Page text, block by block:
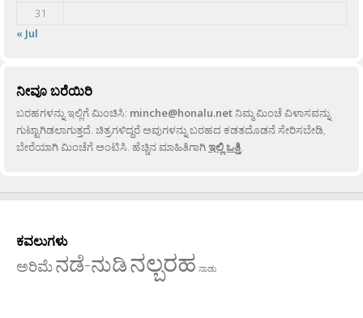
31
« Jul
ನೀವೂ ಬರೆಯಿರಿ
ಬರಹಗಳನ್ನು ಇಲ್ಲಿಗೆ ಮಿಂಚಿಸಿ: minche@honalu.netನಿಮ್ಮ ಮಿಂಚೆ ವಿಳಾಸವನ್ನು
ಗುಟ್ಟಾಗಿಡಲಾಗುತ್ತದೆ. ಚಿತ್ರಗಳಿದ್ದರೆ ಅವುಗಳನ್ನು ಬರಹದ ಕಡತದೊಡನೆ ಸೇರಿಸಬೇಡಿ,
ಬೇರೆಯಾಗಿ ಮಿಂಚೆಗೆ ಅಂಟಿಸಿ. ಹೆಚ್ಚಿನ ಮಾಹಿತಿಗಾಗಿಇಲ್ಲಿ ಒತ್ತಿ.
ಕವಲುಗಳು
ಅರಿಮೆನಡೆ-ನುಡಿನಲ್ಬರಹ ನಾಡು